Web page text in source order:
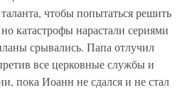
чтобы попытаться решить
катастрофы нарастали сериями
срывались. Папа отлучил
все церковные службы и
пока Иоанн не сдался и не стал